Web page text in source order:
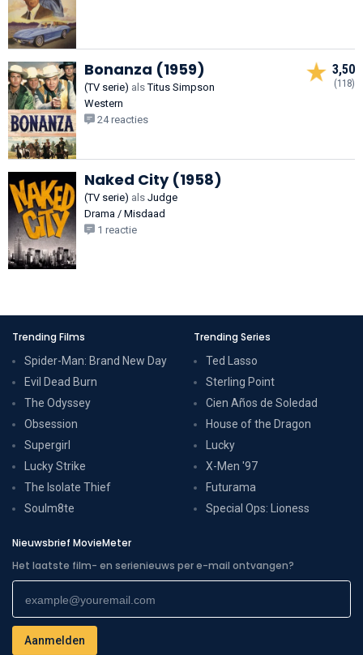
Bonanza (1959)
(TV serie) alsTitus Simpson
Western
24 reacties
3,50
(118)
Naked City (1958)
(TV serie) als Judge
Drama / Misdaad
1 reactie
Trending Films
Spider-Man: Brand New Day
Evil Dead Burn
The Odyssey
Obsession
Supergirl
Lucky Strike
The Isolate Thief
Soulm8te
Trending Series
Ted Lasso
Sterling Point
Cien Años de Soledad
House of the Dragon
Lucky
X-Men '97
Futurama
Special Ops: Lioness
Nieuwsbrief MovieMeter
Het laatste film- en serienieuws per e-mail ontvangen?